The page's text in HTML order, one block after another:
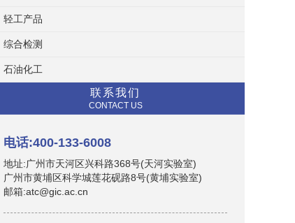
轻工产品
综合检测
石油化工
联系我们
CONTACT US
电话:400-133-6008
地址:广州市天河区兴科路368号(天河实验室)
广州市黄埔区科学城莲花砚路8号(黄埔实验室)
邮箱:atc@gic.ac.cn